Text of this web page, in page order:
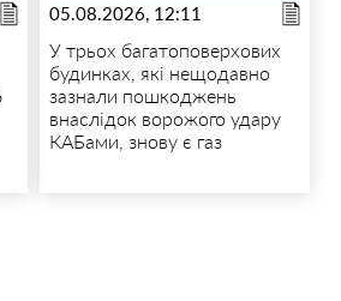
05.08.2026, 12:11
У трьох багатоповерхових
будинках, які нещодавно
зазнали пошкоджень
внаслідок ворожого удару
КАБами, знову є газ